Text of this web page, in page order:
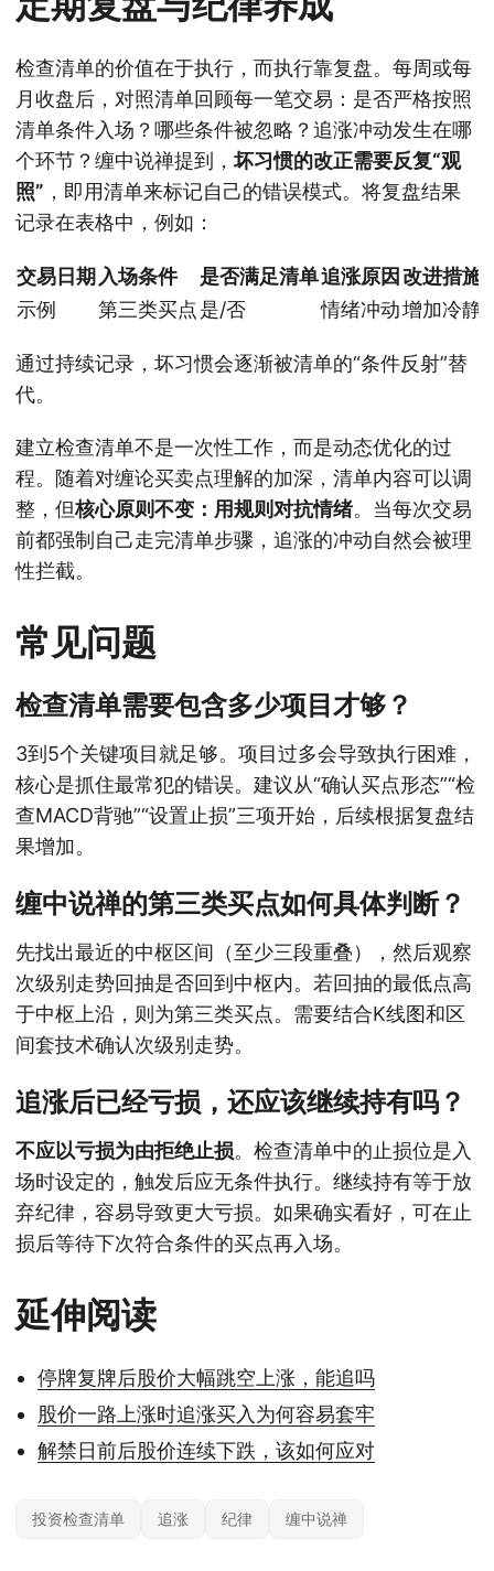
检查清单的价值在于执行，而执行靠复盘。每周或每
月收盘后，对照清单回顾每一笔交易：是否严格按照
清单条件入场？哪些条件被忽略？追涨冲动发生在哪
个环节？缠中说禅提到，坏习惯的改正需要反复“观
照” ，即用清单来标记自己的错误模式。将复盘结果
记录在表格中，例如：
交易日期 入场条件 是否满足清单追涨原因改进措施
示例
第三类买点 是/否 情绪冲动增加冷静
通过持续记录，坏习惯会逐渐被清单的“条件反射”替
代。
建立检查清单不是一次性工作，而是动态优化的过
程。随着对缠论买卖点理解的加深，清单内容可以调
整，但核心原则不变：用规则对抗情绪。当每次交易
前都强制自己走完清单步骤，追涨的冲动自然会被理
性拦截。
常见问题
检查清单需要包含多少项目才够？
3到5个关键项目就足够。项目过多会导致执行困难，
核心是抓住最常犯的错误。建议从“确认买点形态”“检
查MACD背驰”“设置止损”三项开始，后续根据复盘结
果增加。
缠中说禅的第三类买点如何具体判断？
先找出最近的中枢区间（至少三段重叠），然后观察
次级别走势回抽是否回到中枢内。若回抽的最低点高
于中枢上沿，则为第三类买点。需要结合K线图和区
间套技术确认次级别走势。
追涨后已经亏损，还应该继续持有吗？
不应以亏损为由拒绝止损。检查清单中的止损位是入
场时设定的，触发后应无条件执行。继续持有等于放
弃纪律，容易导致更大亏损。如果确实看好，可在止
损后等待下次符合条件的买点再入场。
延伸阅读
停牌复牌后股价大幅跳空上涨，能追吗
股价一路上涨时追涨买入为何容易套牢
解禁日前后股价连续下跌，该如何应对
投资检查清单 追涨 纪律 缠中说禅